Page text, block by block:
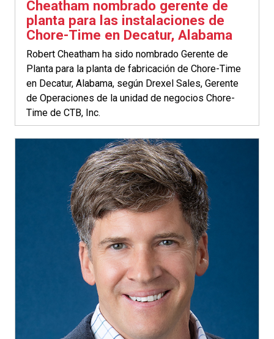
Cheatham nombrado gerente de
planta para las instalaciones de
Chore-Time en Decatur, Alabama
Robert Cheatham ha sido nombrado Gerente de
Planta para la planta de fabricación de Chore-Time
en Decatur, Alabama, según Drexel Sales, Gerente
de Operaciones de la unidad de negocios Chore-
Time de CTB, Inc.